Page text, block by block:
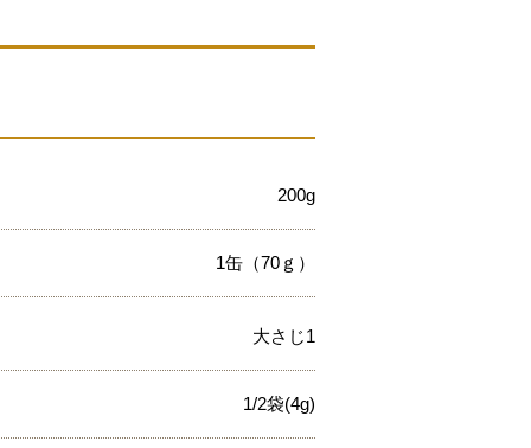
200g
1缶（70ｇ）
大さじ1
1/2袋(4g)